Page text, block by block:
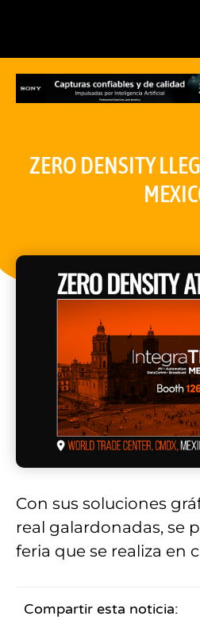
ZERO DENSITY
Con sus soluciones
real galardonadas, se
feria que se realiza en
Compartir esta noticia: